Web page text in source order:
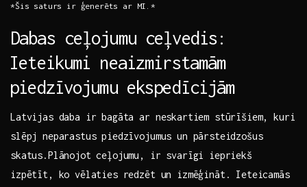
*Šis saturs ir ģenerēts ⁤ar MI.*
Dabas ceļojumu ceļvedis:
⁣Ieteikumi ‍neaizmirstamām
⁣piedzīvojumu ekspedīcijām
Latvijas daba ir bagāta ar neskartiem stūrīšiem, kuri
slēpj neparastus piedzīvojumus un pārsteidzošus
skatus.Plānojot ceļojumu,‍ ir svarīgi iepriekš
izpētīt, ko vēlaties redzēt un izmēģināt. Ieteicamās